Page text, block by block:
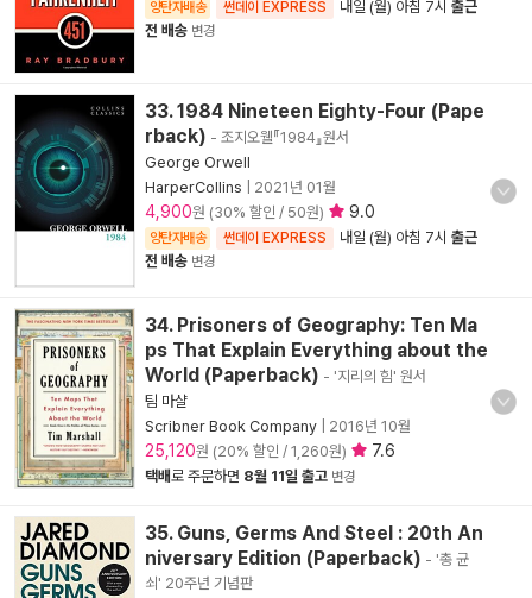
양탄자배송 썬데이 EXPRESS 내일 (월) 아침 7시 출근
전 배송 변경
33. 1984 Nineteen Eighty-Four (Pape
rback) - 조지오웰『1984』원서
George Orwell
HarperCollins
2021년 01월
4,900원 (30% 할인 / 50원) 9.0
양탄자배송 썬데이 EXPRESS 내일 (월) 아침 7시 출근
전 배송 변경
34. Prisoners of Geography: Ten Ma
ps That Explain Everything about the
World (Paperback) - '지리의 힘' 원서
팀 마샬
Scribner Book Company
2016년 10월
25,120원 (20% 할인 / 1,260원) 7.6
택배로 주문하면 8월 11일 출고 변경
35. Guns, Germs And Steel : 20th An
niversary Edition (Paperback) - '총 균
쇠' 20주년 기념판